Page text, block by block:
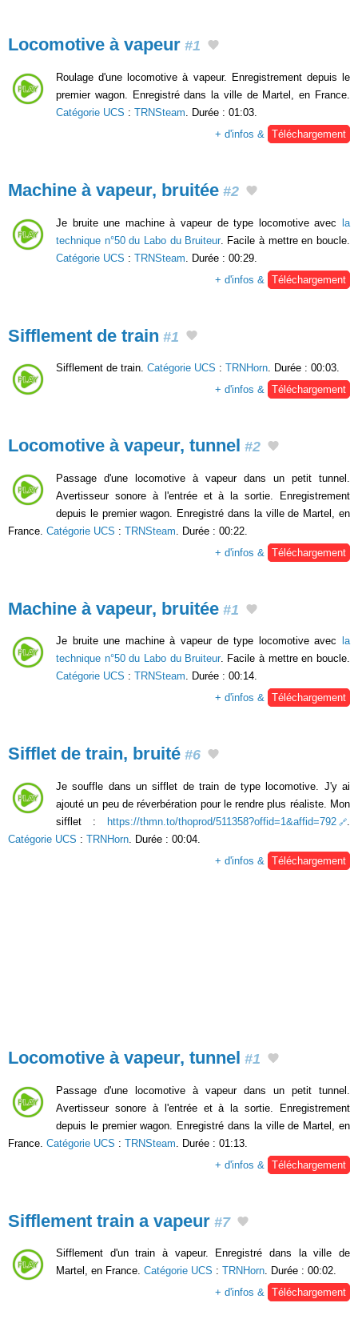
Locomotive à vapeur #1
Roulage d'une locomotive à vapeur. Enregistrement depuis le
premier wagon. Enregistré dans la ville de Martel, en France.
Catégorie UCS : TRNSteam . Durée : 01:03.
+ d'infos &
Téléchargement
Machine à vapeur, bruitée #2
Je bruite une machine à vapeur de type locomotive avec la
technique n°50 du Labo du Bruiteur. Facile à mettre en boucle.
Catégorie UCS : TRNSteam . Durée : 00:29.
+ d'infos &
Téléchargement
Sifflement de train #1
Sifflement de train. Catégorie UCS : TRNHorn. Durée : 00:03.
+ d'infos & Téléchargement
Locomotive à vapeur, tunnel #2
Passage d'une locomotive à vapeur dans un petit tunnel.
Avertisseur sonore à l'entrée et à la sortie. Enregistrement
depuis le premier wagon. Enregistré dans la ville de Martel, en
France. Catégorie UCS : TRNSteam . Durée : 00:22.
+ d'infos &
Téléchargement
Machine à vapeur, bruitée #1
Je bruite une machine à vapeur de type locomotive avec
la
technique n°50 du Labo du Bruiteur. Facile à mettre en boucle.
Catégorie UCS : TRNSteam. Durée : 00:14.
+ d'infos & Téléchargement
Sifflet de train, bruité #6
Je souffle dans un sifflet de train de type locomotive. J'y ai
ajouté un peu de réverbération pour le rendre plus réaliste. Mon
sifflet :
https://thmn.to/thoprod/511358?offid=1&affid=792
.
Catégorie UCS : TRNHorn. Durée : 00:04.
+ d'infos & Téléchargement
Locomotive à vapeur, tunnel #1
Passage d'une locomotive à vapeur dans un petit tunnel.
Avertisseur sonore à l'entrée et à la sortie. Enregistrement
depuis le premier wagon. Enregistré dans la ville de Martel, en
France. Catégorie UCS : TRNSteam . Durée : 01:13.
+ d'infos &
Téléchargement
Sifflement train a vapeur #7
Sifflement d'un train à vapeur. Enregistré dans la ville de
Martel, en France. Catégorie UCS : TRNHorn. Durée : 00:02.
+ d'infos & Téléchargement